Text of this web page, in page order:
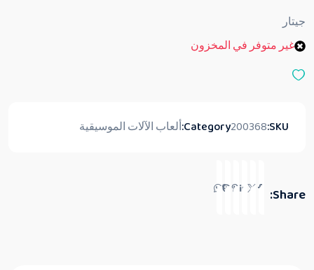
ي
م
ن
جيتار
غير متوفر في المخزون
SKU:
200368
Category:ألعاب الآلات الموسيقية
Share: